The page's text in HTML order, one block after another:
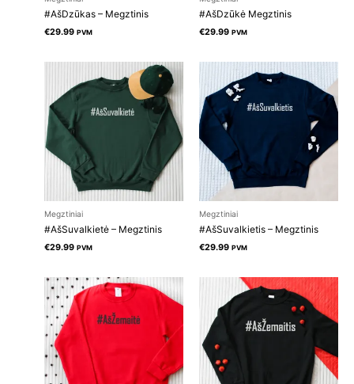
#AšDzūkas – Megztinis
€29.99 PVM
#AšDzūkė Megztinis
€29.99 PVM
Megztiniai
#AšSuvalkietė – Megztinis
€29.99 PVM
Megztiniai
#AšSuvalkietis – Megztinis
€29.99 PVM